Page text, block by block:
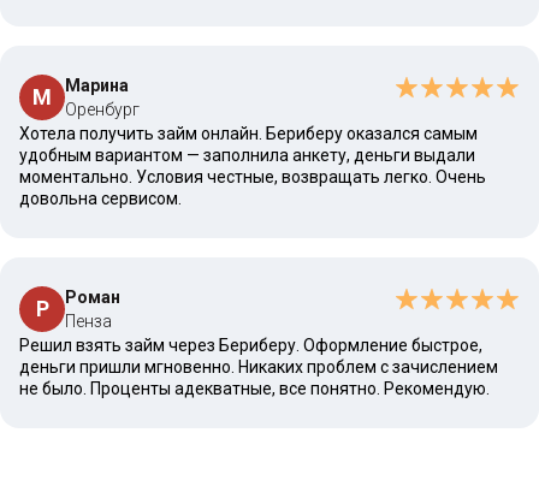
М
Марина
Оренбург
Хотела получить займ онлайн. Бериберу оказался самым
удобным вариантом — заполнила анкету, деньги выдали
моментально. Условия честные, возвращать легко. Очень
довольна сервисом.
Р
Роман
Пенза
Решил взять займ через Бериберу. Оформление быстрое,
деньги пришли мгновенно. Никаких проблем с зачислением
не было. Проценты адекватные, все понятно. Рекомендую.